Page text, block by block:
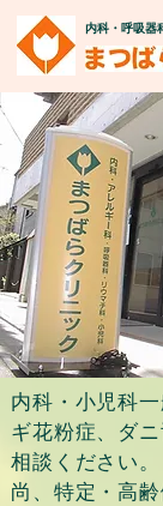
内科・呼吸器
内科・小児科
ギ花粉症、ダ
相談ください。
尚、特定・高